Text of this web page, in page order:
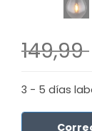
149,99
3 - 5 días